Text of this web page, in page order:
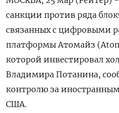
санкции против ряда
связанных с цифровыми
платформы Атомайз
которой инвестировал
Владимира Потанина,
контролю за
США.